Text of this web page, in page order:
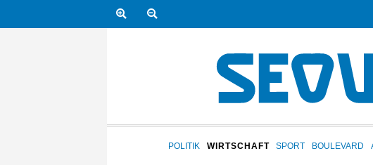
POLITIK WIRTSCHAFT SPORT BOULEVARD